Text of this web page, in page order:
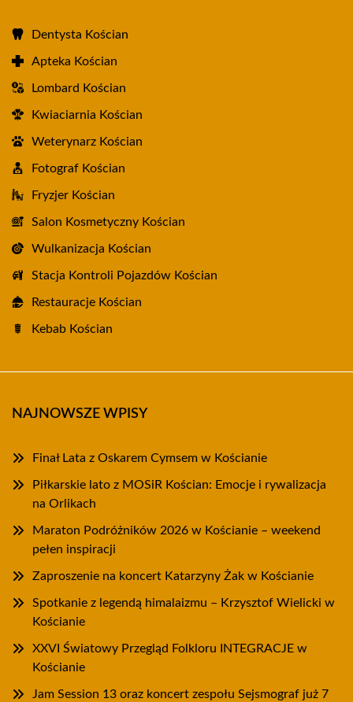
Dentysta Kościan
Apteka Kościan
Lombard Kościan
Kwiaciarnia Kościan
Weterynarz Kościan
Fotograf Kościan
Fryzjer Kościan
Salon Kosmetyczny Kościan
Wulkanizacja Kościan
Stacja Kontroli Pojazdów Kościan
Restauracje Kościan
Kebab Kościan
NAJNOWSZE WPISY
Finał Lata z Oskarem Cymsem w Kościanie
Piłkarskie lato z MOSiR Kościan: Emocje i rywalizacja
na Orlikach
Maraton Podróżników 2026 w Kościanie – weekend
pełen inspiracji
Zaproszenie na koncert Katarzyny Żak w Kościanie
Spotkanie z legendą himalaizmu – Krzysztof Wielicki w
Kościanie
XXVI Światowy Przegląd Folkloru INTEGRACJE w
Kościanie
Jam Session 13 oraz koncert zespołu Sejsmograf już 7